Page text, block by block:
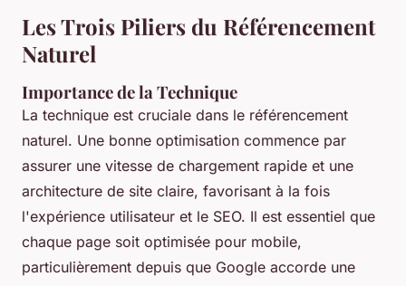
Les Trois Piliers du Référencement
Naturel
Importance de la Technique
La technique est cruciale dans le référencement
naturel. Une bonne optimisation commence par
assurer une vitesse de chargement rapide et une
architecture de site claire, favorisant à la fois
l'expérience utilisateur et le SEO. Il est essentiel que
chaque page soit optimisée pour mobile,
particulièrement depuis que Google accorde une